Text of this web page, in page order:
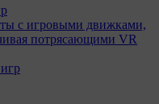
с игровыми движками,
потрясающими VR